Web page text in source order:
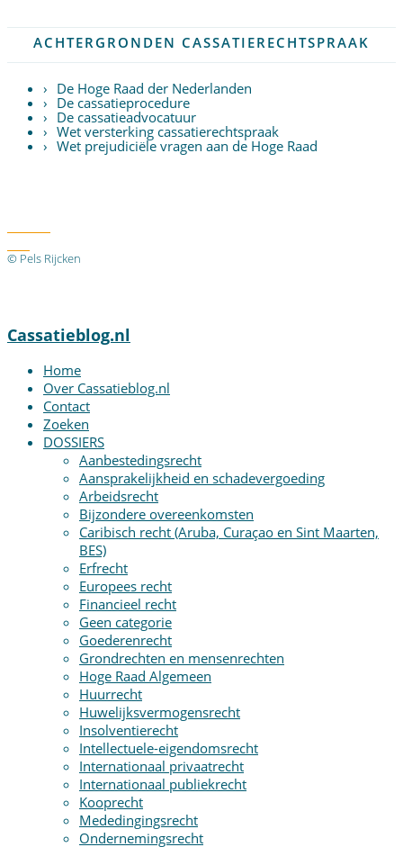
ACHTERGRONDEN CASSATIERECHTSPRAAK
De Hoge Raad der Nederlanden
De cassatieprocedure
De cassatieadvocatuur
Wet versterking cassatierechtspraak
Wet prejudiciële vragen aan de Hoge Raad
© Pels Rijcken
Cassatieblog.nl
Home
Over Cassatieblog.nl
Contact
Zoeken
DOSSIERS
Aanbestedingsrecht
Aansprakelijkheid en schadevergoeding
Arbeidsrecht
Bijzondere overeenkomsten
Caribisch recht (Aruba, Curaçao en Sint Maarten,
BES)
Erfrecht
Europees recht
Financieel recht
Geen categorie
Goederenrecht
Grondrechten en mensenrechten
Hoge Raad Algemeen
Huurrecht
Huwelijksvermogensrecht
Insolventierecht
Intellectuele-eigendomsrecht
Internationaal privaatrecht
Internationaal publiekrecht
Kooprecht
Mededingingsrecht
Ondernemingsrecht